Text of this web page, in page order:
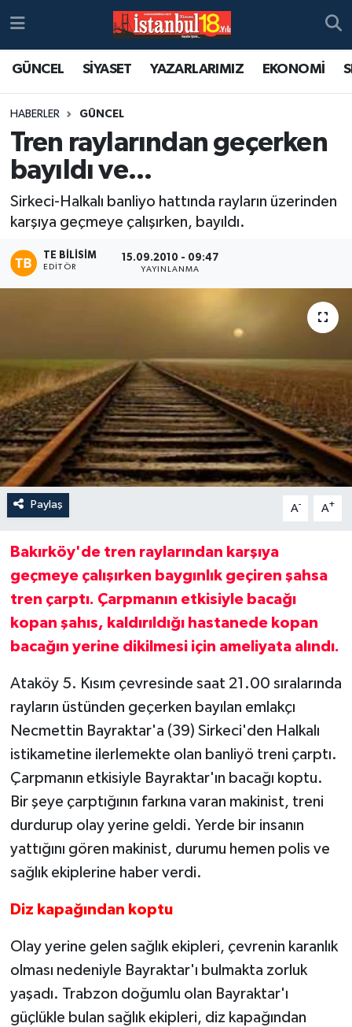
GÜNCEL SİYASET YAZARLARIMIZ EKONOMİ
HABERLER GÜNCEL
Tren raylarından geçerken
bayıldı ve...
Sirkeci-Halkalı banliyo hattında rayların üzerinden
karşıya geçmeye çalışırken, bayıldı.
TE BILISIM
EDITÖR
15.09.2010 - 09:47
YAYINLANMA
Paylaş A- A+
Bakırköy'de tren raylarından karşıya
geçmeye çalışırken baygınlık geçiren şahsa
tren çarptı. Çarpmanın etkisiyle bacağı
kopan şahıs, kaldırıldığı hastanede kopan
bacağın yerine dikilmesi için ameliyata alındı.
Ataköy 5. Kısım çevresinde saat 21.00 sıralarında
rayların üstünden geçerken bayılan emlakçı
Necmettin Bayraktar'a (39) Sirkeci'den Halkalı
istikametine ilerlemekte olan banliyö treni çarptı.
Çarpmanın etkisiyle Bayraktar'ın bacağı koptu.
Bir şeye çarptığının farkına varan makinist, treni
durdurup olay yerine geldi. Yerde bir insanın
yattığını gören makinist, durumu hemen polis ve
sağlık ekiplerine haber verdi.
Diz kapağından koptu
Olay yerine gelen sağlık ekipleri, çevrenin karanlık
olması nedeniyle Bayraktar'ı bulmakta zorluk
yaşadı. Trabzon doğumlu olan Bayraktar'ı
güçlükle bulan sağlık ekipleri, diz kapağından